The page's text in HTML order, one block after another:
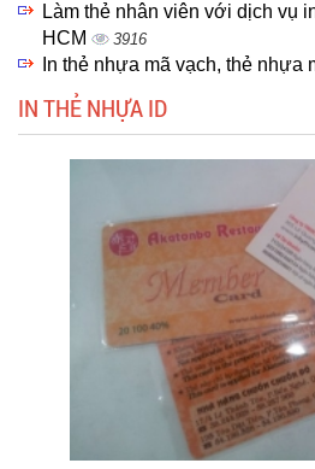
Làm thẻ nhân viên với dịch vụ
HCM
3916
In thẻ nhựa mã vạch, thẻ nhựa
IN THẺ NHỰA ID